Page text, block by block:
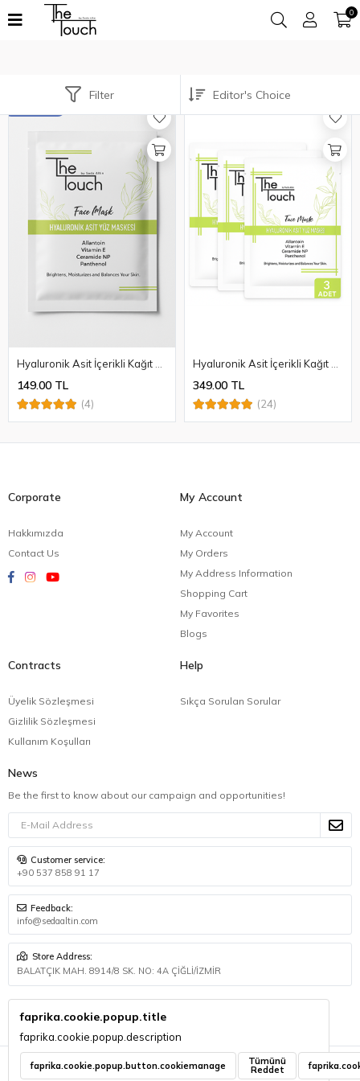
0
Filter
149.00 TL
(4)
349.00 TL
(24)
Corporate
Hakkımızda
Contact Us
My Account
My Account
My Orders
My Address Information
Shopping Cart
My Favorites
Blogs
Contracts
Üyelik Sözleşmesi
Gizlilik Sözleşmesi
Kullanım Koşulları
Help
Sıkça Sorulan Sorular
News
Be the first to know about our campaign and opportunities!
Customer service:
+90 537 858 91 17
Feedback:
info@sedaaltin.com
Store Address:
BALATÇIK MAH. 8914/8 SK. NO: 4A ÇİĞLİ/İZMİR
© 2026 BSA GRUP DANIŞMANLIK İLETİŞİM VE SATIŞ TİCARET LİMİTED
ŞİRKETİ - All Rights Reserved.
faprika.cookie.popup.title
faprika.cookie.popup.description
faprika.cookie.popup.button.cookiemanage Tümünü
Reddet